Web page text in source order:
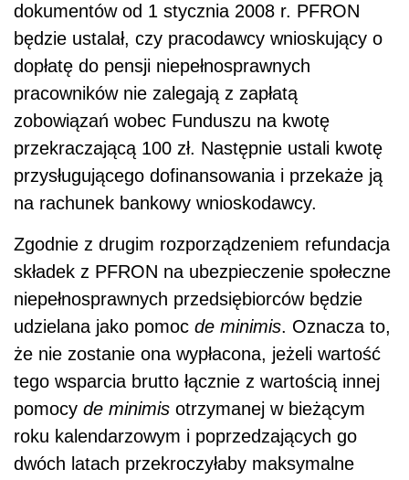
dokumentów od 1 stycznia 2008 r. PFRON
będzie ustalał, czy pracodawcy wnioskujący o
dopłatę do pensji niepełnosprawnych
pracowników nie zalegają z zapłatą
zobowiązań wobec Funduszu na kwotę
przekraczającą 100 zł. Następnie ustali kwotę
przysługującego dofinansowania i przekaże ją
na rachunek bankowy wnioskodawcy.
Zgodnie z drugim rozporządzeniem refundacja
składek z PFRON na ubezpieczenie społeczne
niepełnosprawnych przedsiębiorców będzie
udzielana jako pomoc de minimis. Oznacza to,
że nie zostanie ona wypłacona, jeżeli wartość
tego wsparcia brutto łącznie z wartością innej
pomocy de minimis otrzymanej w bieżącym
roku kalendarzowym i poprzedzających go
dwóch latach przekroczyłaby maksymalne